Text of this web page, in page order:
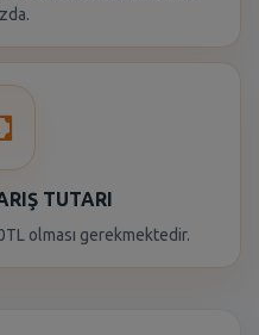
TUTARI
olması gerekmektedir.